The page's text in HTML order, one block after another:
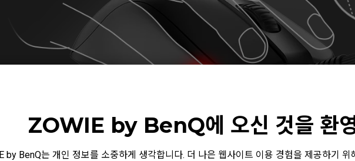
ZOWIE by BenQ에 오신 것을 환
by BenQ는 개인 정보를 소중하게 생각합니다. 더 나은 웹사이트 이용 경험을 제공하기